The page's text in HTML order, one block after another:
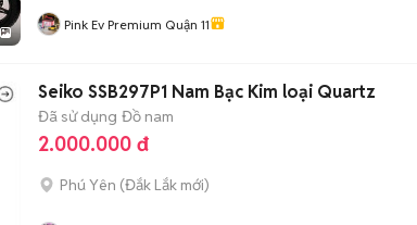
Pink Ev Premium Quận 11
Seiko SSB297P1 Nam Bạc Kim loại Quartz
Đã sử dụng Đồ nam
2.000.000 đ
Phú Yên (Đắk Lắk mới)